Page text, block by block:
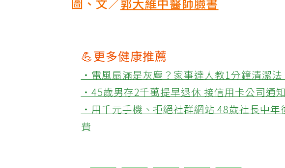
圖、文／郭大維中醫師臉書
💪更多健康推薦
‧電風扇滿是灰塵？家事達人教1分鐘清潔
‧45歲男存2千萬提早退休 接信用卡公司通
‧用千元手機、拒絕社群網站 48歲社長中
費